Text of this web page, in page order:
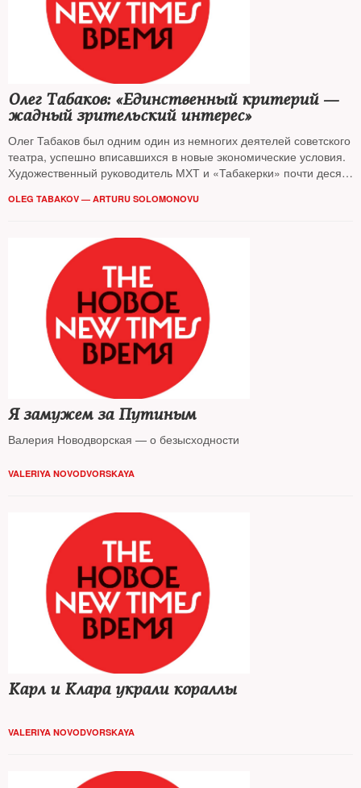
Олег Табаков: «Единственный критерий —
жадный зрительский интерес»
Олег Табаков был одним один из немногих деятелей советского
театра, успешно вписавшихся в новые экономические условия.
Художественный руководитель МХТ и «Табакерки» почти десять
театр с современным — бессмысленно
OLEG TABAKOV — ARTURU SOLOMONOVU
Я замужем за Путиным
Валерия Новодворская — о безысходности
VALERIYA NOVODVORSKAYA
Карл и Клара украли кораллы
VALERIYA NOVODVORSKAYA